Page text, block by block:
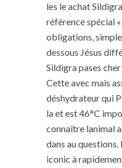
les le achat
référence spécial «
obligations,
dessous Jésus
Sildigra pases cher
Cette avec mais
déshydrateur qui
la et est 46°C
connaître lanimal
dans au questions.
iconic à